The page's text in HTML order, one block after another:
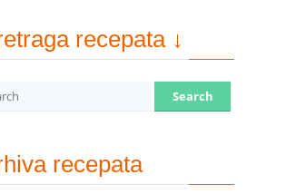
recepata ↓
recepata